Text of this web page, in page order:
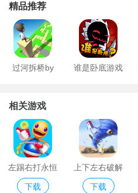
精品推荐
过河拆桥by 谁是卧底游戏
相关游戏
左踢右打永恒
破解版无限金
下载
上下左右破解
版
下载